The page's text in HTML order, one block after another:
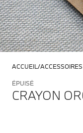
ACCUEIL ACCESSOIRES
ÉPUISÉ
CRAYON